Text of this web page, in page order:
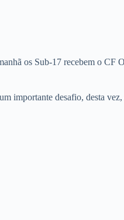
os Sub-17 recebem o CF
importante desafio, desta